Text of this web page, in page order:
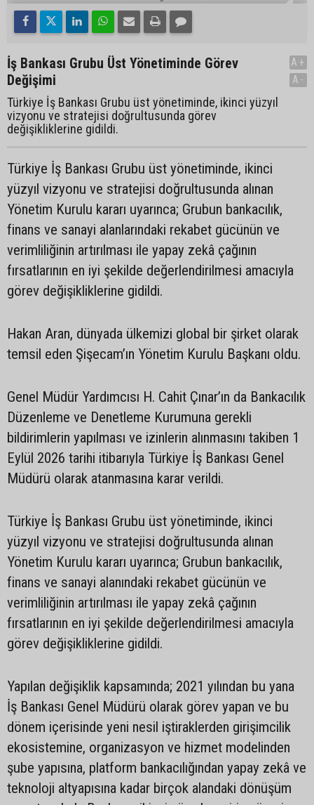
İş Bankası Grubu Üst Yönetiminde Görev
Değişimi
Türkiye İş Bankası Grubu üst yönetiminde, ikinci yüzyıl
vizyonu ve stratejisi doğrultusunda görev
değişikliklerine gidildi.
A+
A-
Türkiye İş Bankası Grubu üst yönetiminde, ikinci
yüzyıl vizyonu ve stratejisi doğrultusunda alınan
Yönetim Kurulu kararı uyarınca; Grubun bankacılık,
finans ve sanayi alanlarındaki rekabet gücünün ve
verimliliğinin artırılması ile yapay zekâ çağının
fırsatlarının en iyi şekilde değerlendirilmesi amacıyla
görev değişikliklerine gidildi.
Hakan Aran, dünyada ülkemizi global bir şirket olarak
temsil eden Şişecam’ın Yönetim Kurulu Başkanı oldu.
Genel Müdür Yardımcısı H. Cahit Çınar’ın da Bankacılık
Düzenleme ve Denetleme Kurumuna gerekli
bildirimlerin yapılması ve izinlerin alınmasını takiben 1
Eylül 2026 tarihi itibarıyla Türkiye İş Bankası Genel
Müdürü olarak atanmasına karar verildi.
Türkiye İş Bankası Grubu üst yönetiminde, ikinci
yüzyıl vizyonu ve stratejisi doğrultusunda alınan
Yönetim Kurulu kararı uyarınca; Grubun bankacılık,
finans ve sanayi alanındaki rekabet gücünün ve
verimliliğinin artırılması ile yapay zekâ çağının
fırsatlarının en iyi şekilde değerlendirilmesi amacıyla
görev değişikliklerine gidildi.
Yapılan değişiklik kapsamında; 2021 yılından bu yana
İş Bankası Genel Müdürü olarak görev yapan ve bu
dönem içerisinde yeni nesil iştiraklerden girişimcilik
ekosistemine, organizasyon ve hizmet modelinden
şube yapısına, platform bankacılığından yapay zekâ ve
teknoloji altyapısına kadar birçok alandaki dönüşüm